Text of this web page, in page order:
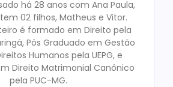
há 28 anos com Ana Paula,
02 filhos, Matheus e Vitor.
é formado em Direito pela
Pós Graduado em Gestão
Humanos pela UEPG, e
Direito Matrimonial Canônico
pela PUC-MG.